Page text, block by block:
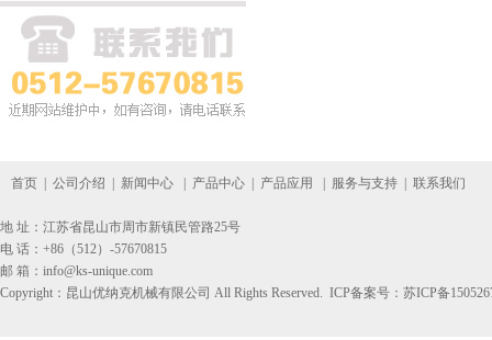
首页 公司介绍 新闻中心 产品中心 产品应用 服务与支持 联系我们
地 址：江苏省昆山市周市新镇民管路25号
电 话：+86（512）-57670815
邮 箱：info@ks-unique.com
Copyright：昆山优纳克机械有限公司 All Rights Reserved. ICP备案号： 苏ICP备